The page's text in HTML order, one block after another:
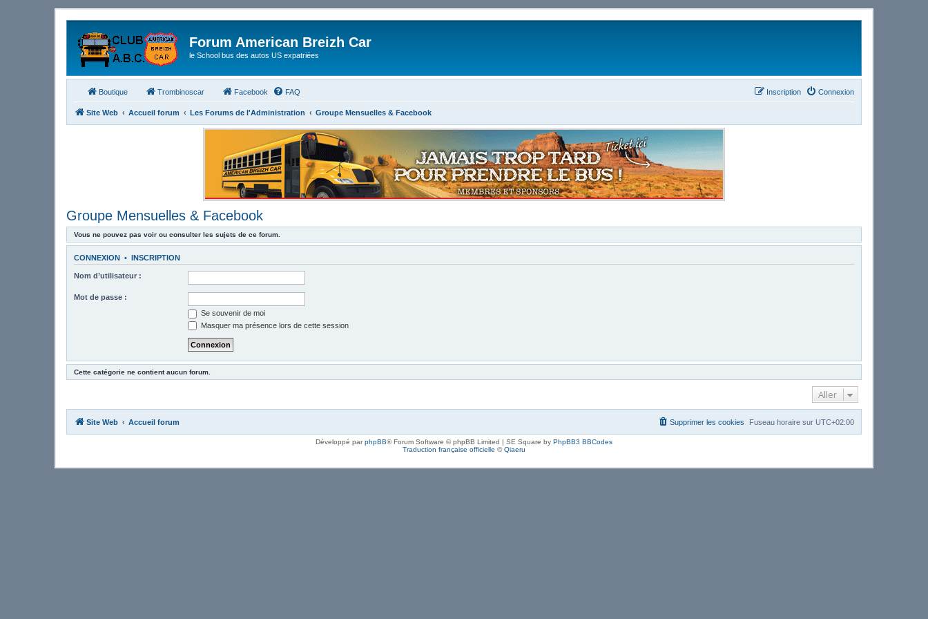
Forum American Breizh Car
le School bus des autos US expatriées
Boutique Trombinoscar Facebook FAQ Connexion
Inscription
Site Web Accueil forum Les Forums de l'Administration Groupe Mensuelles & Facebook
Groupe Mensuelles & Facebook
Vous ne pouvez pas voir ou consulter les sujets de ce forum.
CONNEXION • INSCRIPTION
Nom d’utilisateur :
Mot de passe :
Se souvenir de moi
Masquer ma présence lors de cette session
Cette catégorie ne contient aucun forum.
Aller
Site Web Accueil forum Fuseau horaire sur UTC+02:00
Supprimer les cookies
Développé parphpBB® Forum Software © phpBB Limited | SE Square by PhpBB3 BBCodes
Traduction française officielle ©Qiaeru